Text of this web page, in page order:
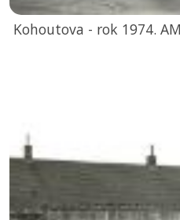
Kohoutova - rok 1974.